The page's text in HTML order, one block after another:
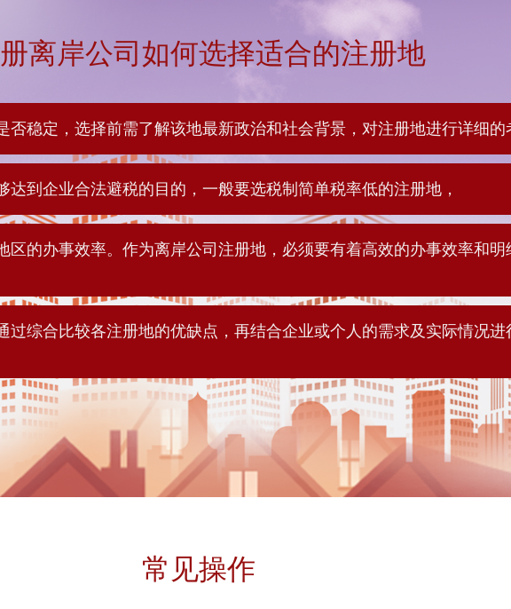
离岸公司如何选择适合的注册地
稳定，选择前需了解该地最新政治和社会背景，对注册地进行详细的
达到企业合法避税的目的，一般要选税制简单税率低的注册地，
区的办事效率。作为离岸公司注册地，必须要有着高效的办事效率和明
过综合比较各注册地的优缺点，再结合企业或个人的需求及实际情况进
常见操作